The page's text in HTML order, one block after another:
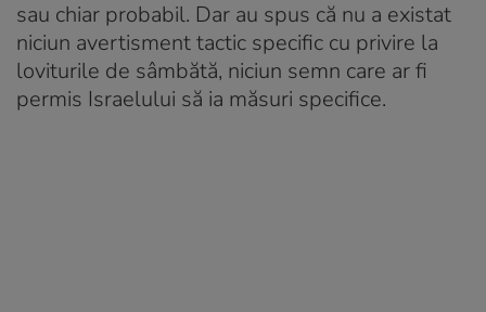
sau chiar probabil. Dar au spus că nu a existat
niciun avertisment tactic specific cu privire la
loviturile de sâmbătă, niciun semn care ar fi
permis Israelului să ia măsuri specifice.